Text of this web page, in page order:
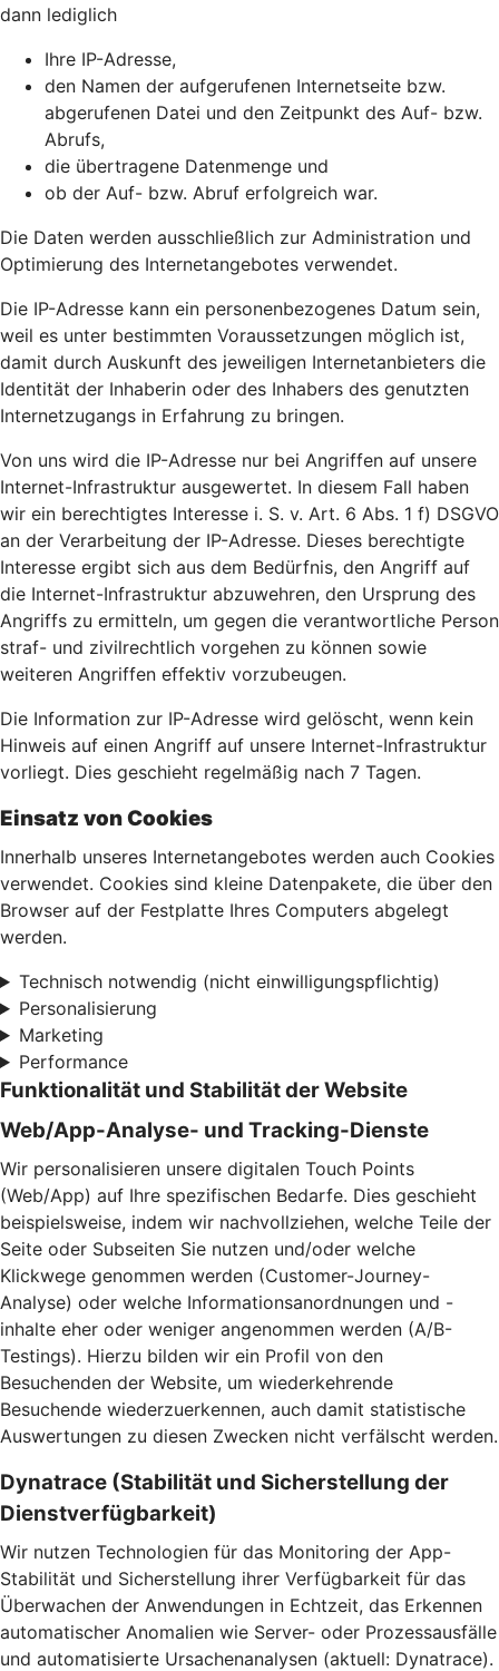
dann lediglich
Ihre IP-Adresse,
den Namen der aufgerufenen Internetseite bzw.
abgerufenen Datei und den Zeitpunkt des Auf- bzw.
Abrufs,
die übertragene Datenmenge und
ob der Auf- bzw. Abruf erfolgreich war.
Die Daten werden ausschließlich zur Administration und
Optimierung des Internetangebotes verwendet.
Die IP-Adresse kann ein personenbezogenes Datum sein,
weil es unter bestimmten Voraussetzungen möglich ist,
damit durch Auskunft des jeweiligen Internetanbieters die
Identität der Inhaberin oder des Inhabers des genutzten
Internetzugangs in Erfahrung zu bringen.
Von uns wird die IP-Adresse nur bei Angriffen auf unsere
Internet-Infrastruktur ausgewertet. In diesem Fall haben
wir ein berechtigtes Interesse i. S. v. Art. 6 Abs. 1 f) DSGVO
an der Verarbeitung der IP-Adresse. Dieses berechtigte
Interesse ergibt sich aus dem Bedürfnis, den Angriff auf
die Internet-Infrastruktur abzuwehren, den Ursprung des
Angriffs zu ermitteln, um gegen die verantwortliche Person
straf- und zivilrechtlich vorgehen zu können sowie
weiteren Angriffen effektiv vorzubeugen.
Die Information zur IP-Adresse wird gelöscht, wenn kein
Hinweis auf einen Angriff auf unsere Internet-Infrastruktur
vorliegt. Dies geschieht regelmäßig nach 7 Tagen.
Einsatz von Cookies
Innerhalb unseres Internetangebotes werden auch Cookies
verwendet. Cookies sind kleine Datenpakete, die über den
Browser auf der Festplatte Ihres Computers abgelegt
werden.
Technisch notwendig (nicht einwilligungspflichtig)
Personalisierung
Marketing
Performance
Funktionalität und Stabilität der Website
Web/App-Analyse- und Tracking-Dienste
Wir personalisieren unsere digitalen Touch Points
(Web/App) auf Ihre spezifischen Bedarfe. Dies geschieht
beispielsweise, indem wir nachvollziehen, welche Teile der
Seite oder Subseiten Sie nutzen und/oder welche
Klickwege genommen werden (Customer-Journey-
Analyse) oder welche Informationsanordnungen und -
inhalte eher oder weniger angenommen werden (A/B-
Testings). Hierzu bilden wir ein Profil von den
Besuchenden der Website, um wiederkehrende
Besuchende wiederzuerkennen, auch damit statistische
Auswertungen zu diesen Zwecken nicht verfälscht werden.
Dynatrace (Stabilität und Sicherstellung der
Dienstverfügbarkeit)
Wir nutzen Technologien für das Monitoring der App-
Stabilität und Sicherstellung ihrer Verfügbarkeit für das
Überwachen der Anwendungen in Echtzeit, das Erkennen
automatischer Anomalien wie Server- oder Prozessausfälle
und automatisierte Ursachenanalysen (aktuell: Dynatrace).